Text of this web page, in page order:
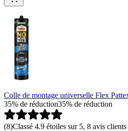
Colle de montage universelle Flex
35% de réduction35% de réduction
(8)Classé 4.9 étoiles sur 5, 8 avis clients